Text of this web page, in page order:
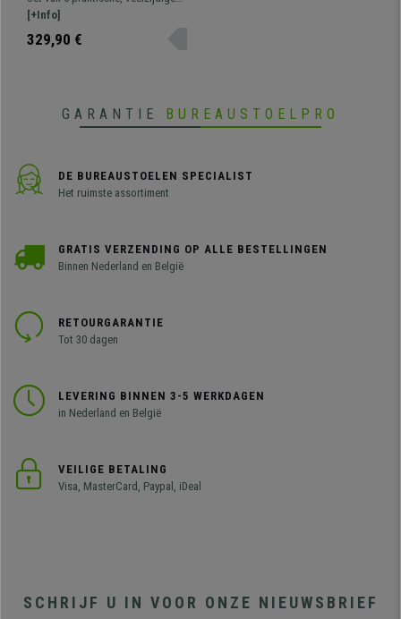
Comfortabele Zitting,
Poten, Grijs
vergaderstoelen ROMEL.
Comfortabel, bestendig en met
een mooi, modern ontwerp.
[+Info]
329,90 €
GARANTIE BUREAUSTOELPRO
DE BUREAUSTOELEN SPECIALIST
Het ruimste assortiment
GRATIS VERZENDING OP ALLE BESTELLINGEN
Binnen Nederland en België
RETOURGARANTIE
Tot 30 dagen
LEVERING BINNEN 3-5 WERKDAGEN
in Nederland en België
VEILIGE BETALING
Visa, MasterCard, Paypal, iDeal
SCHRIJF U IN VOOR ONZE NIEUWSBRIEF